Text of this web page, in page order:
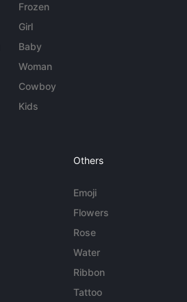
Frozen
Girl
Baby
Woman
Cowboy
Kids
Others
Emoji
Flowers
Rose
Water
Ribbon
Tattoo